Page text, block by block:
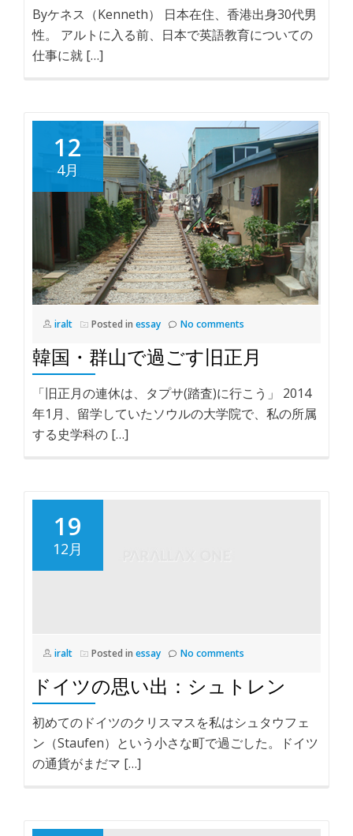
Byケネス（Kenneth） 日本在住、香港出身30代男
性。 アルトに入る前、日本で英語教育についての
仕事に就 […]
12
4月
iralt Posted in essay No comments
韓国・群山で過ごす旧正月
「旧正月の連休は、タプサ(踏査)に行こう」 2014
年1月、留学していたソウルの大学院で、私の所属
する史学科の […]
19
12月
iralt Posted in essay No comments
ドイツの思い出：シュトレン
初めてのドイツのクリスマスを私はシュタウフェ
ン（Staufen）という小さな町で過ごした。ドイツ
の通貨がまだマ […]